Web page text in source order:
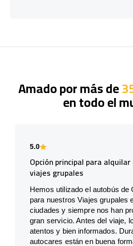
Amado por más de
en todo el
5.0
Opción principal para
viajes grupales
Hemos utilizado el autobús de
para nuestros Viajes grupales
ciudades y siempre nos han
gran servicio. Antes del viaje,
atentos y bien informados.
autocares están en buena